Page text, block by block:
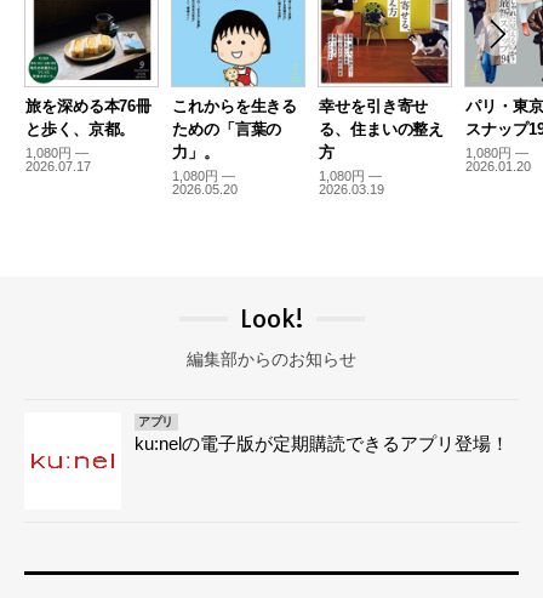
旅を深める本76冊
と歩く、京都。
1,080円 —
2026.07.17
これからを生きる
ための「言葉の
力」。
1,080円 —
2026.05.20
幸せを引き寄せ
る、住まいの整え
方
1,080円 —
2026.03.19
パリ・東
スナップ
1,080円 —
2026.01.20
Look!
編集部からのお知らせ
アプリ
ku:nelの電子版が定期購読できるアプリ登場！